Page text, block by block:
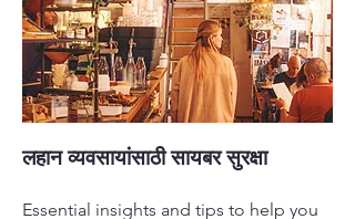
लहान व्यवसायांसाठी सायबर सुरक्षा
Essential insights and tips to help you